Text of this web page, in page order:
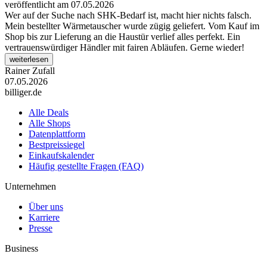
veröffentlicht am 07.05.2026
Wer auf der Suche nach SHK-Bedarf ist, macht hier nichts falsch.
Mein bestellter Wärmetauscher wurde zügig geliefert. Vom Kauf im
Shop bis zur Lieferung an die Haustür verlief alles perfekt. Ein
vertrauenswürdiger Händler mit fairen Abläufen. Gerne wieder!
weiterlesen
Rainer Zufall
07.05.2026
billiger.de
Alle Deals
Alle Shops
Datenplattform
Bestpreissiegel
Einkaufskalender
Häufig gestellte Fragen (FAQ)
Unternehmen
Über uns
Karriere
Presse
Business